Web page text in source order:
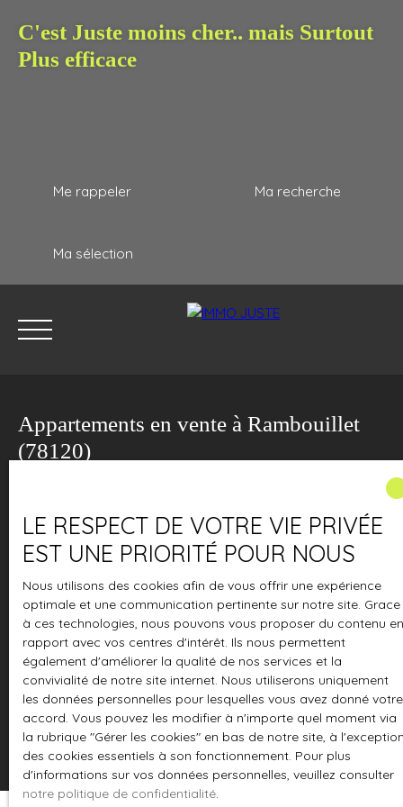
C'est Juste moins cher.. mais Surtout
Plus efficace
Me rappeler Ma recherche
Ma sélection
ESTIMATION
Appartements en vente à Rambouillet
(78120)
Vente
Appartement
Type de bien
Rambouillet (78120)
Budget max (€)
Surface min (m²)
Rechercher
LE RESPECT DE VOTRE VIE PRIVÉE
EST UNE PRIORITÉ POUR NOUS
Nous utilisons des cookies afin de vous offrir une expérience
optimale et une communication pertinente sur notre site. Grace
à ces technologies, nous pouvons vous proposer du contenu en
rapport avec vos centres d'intérêt. Ils nous permettent
également d'améliorer la qualité de nos services et la
convivialité de notre site internet. Nous utiliserons uniquement
les données personnelles pour lesquelles vous avez donné votre
accord. Vous pouvez les modifier à n'importe quel moment via
la rubrique ″Gérer les cookies″ en bas de notre site, à
des cookies essentiels à son fonctionnement. Pour plus
d'informations sur vos données personnelles, veuillez consulter
notre politique de confidentialité.